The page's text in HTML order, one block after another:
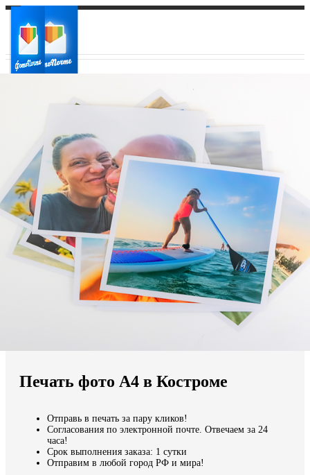
Ваш регион доставки
Выберите из списка:
Мы доставляем по всему миру
Продолжить без города
Печать фото А4 в Костроме
Отправь в печать за пару кликов!
Согласования по электронной почте. Отвечаем за 24
часа!
Срок выполнения заказа: 1 сутки
Отправим в любой город РФ и мира!